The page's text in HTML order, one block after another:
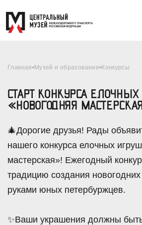
Главная Музей и образование Конкурсы
СТАРТ КОНКУРСА
«НОВОГОДНЯЯ
🎄Дорогие друзья! Рады
нашего конкурса елочных
мастерская»! Ежегодный
традицию создания
руками юных петербуржцев.
✨Ваши украшения должны